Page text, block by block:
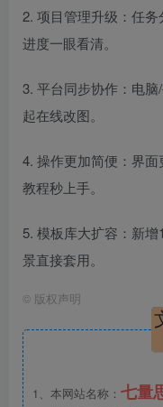
2. 项目管理升级：任
进度一眼看清。
3. 平台同步协作：电
起在线改图。
4. 操作更加简便：界
教程秒上手。
5. 模板库大扩容：新
景直接套用。
© 版权声明
1、本网站名称： 七量